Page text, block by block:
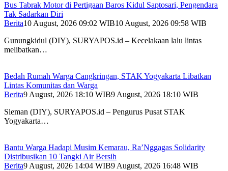
Bus Tabrak Motor di Pertigaan Baros Kidul Saptosari, Pengendara
Tak Sadarkan Diri
Berita10 August, 2026 09:02 WIB10 August, 2026 09:58 WIB
Gunungkidul (DIY), SURYAPOS.id – Kecelakaan lalu lintas
melibatkan…
Bedah Rumah Warga Cangkringan, STAK Yogyakarta Libatkan
Lintas Komunitas dan Warga
Berita9 August, 2026 18:10 WIB9 August, 2026 18:10 WIB
Sleman (DIY), SURYAPOS.id – Pengurus Pusat STAK
Yogyakarta…
Bantu Warga Hadapi Musim Kemarau, Ra’Nggagas Solidarity
Distribusikan 10 Tangki Air Bersih
Berita9 August, 2026 14:04 WIB9 August, 2026 16:48 WIB